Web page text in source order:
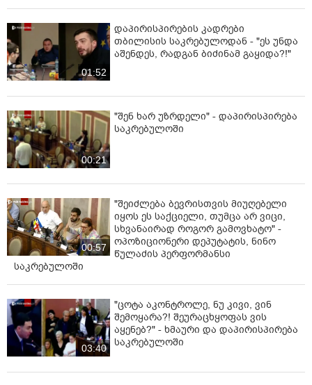
01:52
დაპირისპირების კადრები
თბილისის საკრებულოდან - "ეს უნდა
აშენდეს, რადგან ბიძინამ გაყიდა?!"
00:21
"შენ ხარ უზრდელი" - დაპირისპირება
საკრებულოში
00:57
"შეიძლება ბევრისთვის მიუღებელი
იყოს ეს საქციელი, თუმცა არ ვიცი,
სხვანაირად როგორ გამოვხატო" -
ოპოზიციონერი დეპუტატის, ნინო
წულაძის პერფორმანსი
საკრებულოში
03:40
"ცოტა აკონტროლე, ნუ კივი, ვინ
შემოყარა?! შეურაცხყოფას ვის
აყენებ?" - ხმაური და დაპირისპირება
საკრებულოში